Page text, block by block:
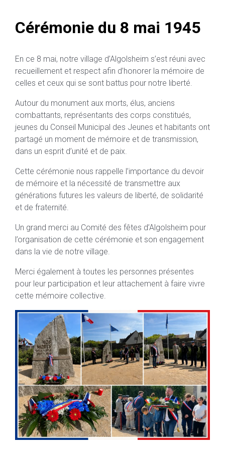
Cérémonie du 8 mai 1945
En ce 8 mai, notre village d’Algolsheim s’est réuni avec
recueillement et respect afin d’honorer la mémoire de
celles et ceux qui se sont battus pour notre liberté.
Autour du monument aux morts, élus, anciens
combattants, représentants des corps constitués,
jeunes du Conseil Municipal des Jeunes et habitants ont
partagé un moment de mémoire et de transmission,
dans un esprit d’unité et de paix.
Cette cérémonie nous rappelle l’importance du devoir
de mémoire et la nécessité de transmettre aux
générations futures les valeurs de liberté, de solidarité
et de fraternité.
Un grand merci au Comité des fêtes d’Algolsheim pour
l’organisation de cette cérémonie et son engagement
dans la vie de notre village.
Merci également à toutes les personnes présentes
pour leur participation et leur attachement à faire vivre
cette mémoire collective.